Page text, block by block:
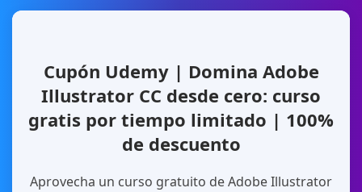
Cupón Udemy | Domina Adobe
Illustrator CC desde cero: curso
gratis por tiempo limitado | 100%
de descuento
Aprovecha un curso gratuito de Adobe Illustrator